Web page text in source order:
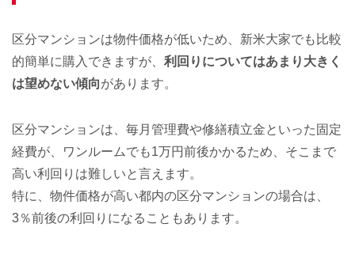
区分マンションは物件価格が低いため、新米大家でも比較
的簡単に購入できますが、 利回りについてはあまり大きく
は望めない傾向があります。
区分マンションは、毎月管理費や修繕積立金といった固定
経費が、ワンルームでも1万円前後かかるため、そこまで
高い利回りは難しいと言えます。
特に、物件価格が高い都内の区分マンションの場合は、
3％前後の利回りになることもあります。